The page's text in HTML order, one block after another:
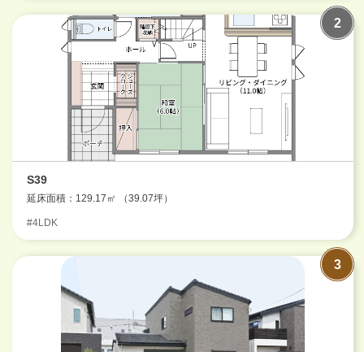
S39
延床面積：129.17㎡ （39.07坪）
#4LDK